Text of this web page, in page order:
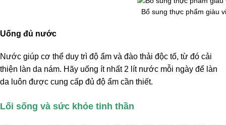
Bổ sung thực phẩm giàu
Uống đủ nước
Nước giúp cơ thể duy trì độ ẩm và đào thải độc tố, từ đó cải
thiện làn da nám. Hãy uống ít nhất 2 lít nước mỗi ngày để làn
da luôn được cung cấp đủ độ ẩm cần thiết.
Lối sống và sức khỏe tinh thần